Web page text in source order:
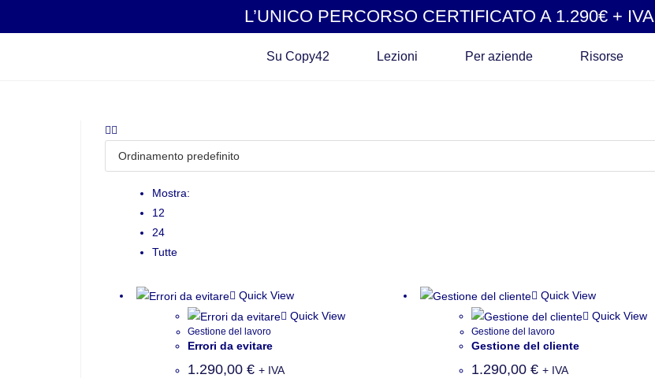
L’UNICO PERCORSO CERTIFICATO A 1.290€ + IVA
Su Copy42 Lezioni Per aziende Risorse
Mostra:
12
24
Tutte
Quick View
Quick View
Gestione del lavoro
Errori da evitare
1.290,00 € + IVA
Quick View
Quick View
Gestione del lavoro
Gestione del cliente
1.290,00€ + IVA